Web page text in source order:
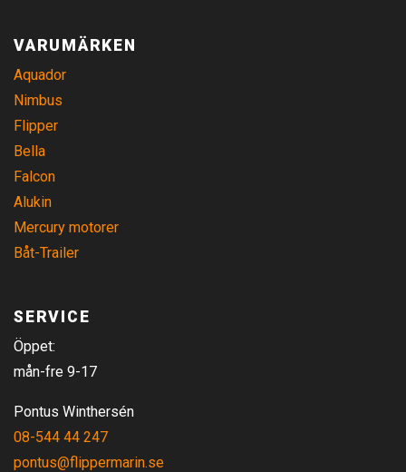
VARUMÄRKEN
Aquador
Nimbus
Flipper
Bella
Falcon
Alukin
Mercury motorer
Båt-Trailer
SERVICE
Öppet:
mån-fre 9-17
Pontus Winthersén
08-544 44 247
pontus@flippermarin.se